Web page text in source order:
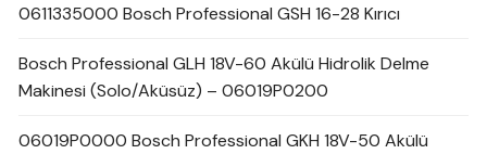
0611335000 Bosch Professional GSH 16-28 Kırıcı
Bosch Professional GLH 18V-60 Akülü Hidrolik Delme
Makinesi (Solo/Aküsüz) – 06019P0200
06019P0000 Bosch Professional GKH 18V-50 Akülü